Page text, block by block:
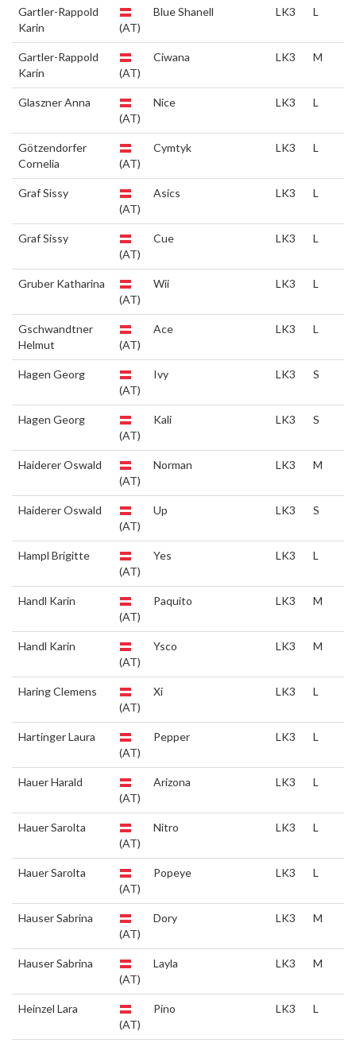
Gartler-Rappold
Karin
(AT)
Blue Shanell LK3 L
Gartler-Rappold
Karin
(AT)
Ciwana LK3 M
Glaszner Anna
(AT)
Nice LK3 L
Götzendorfer
Cornelia
(AT)
Cymtyk LK3 L
Graf Sissy
(AT)
Asics LK3 L
Graf Sissy
(AT)
Cue LK3 L
Gruber Katharina
(AT)
Wii LK3 L
Gschwandtner
Helmut
(AT)
Ace LK3 L
Hagen Georg
(AT)
Ivy LK3 S
Hagen Georg
(AT)
Kali LK3 S
Haiderer Oswald
(AT)
Norman LK3 M
Haiderer Oswald
(AT)
Up LK3 S
Hampl Brigitte
(AT)
Yes LK3 L
Handl Karin
(AT)
Paquito LK3 M
Handl Karin
(AT)
Ysco LK3 M
Haring Clemens
(AT)
Xi LK3 L
Hartinger Laura
(AT)
Pepper LK3 L
Hauer Harald
(AT)
Arizona LK3 L
Hauer Sarolta
(AT)
Nitro LK3 L
Hauer Sarolta
(AT)
Popeye LK3 L
Hauser Sabrina
(AT)
Dory LK3 M
Hauser Sabrina
(AT)
Layla LK3 M
Heinzel Lara
(AT)
Pino LK3 L